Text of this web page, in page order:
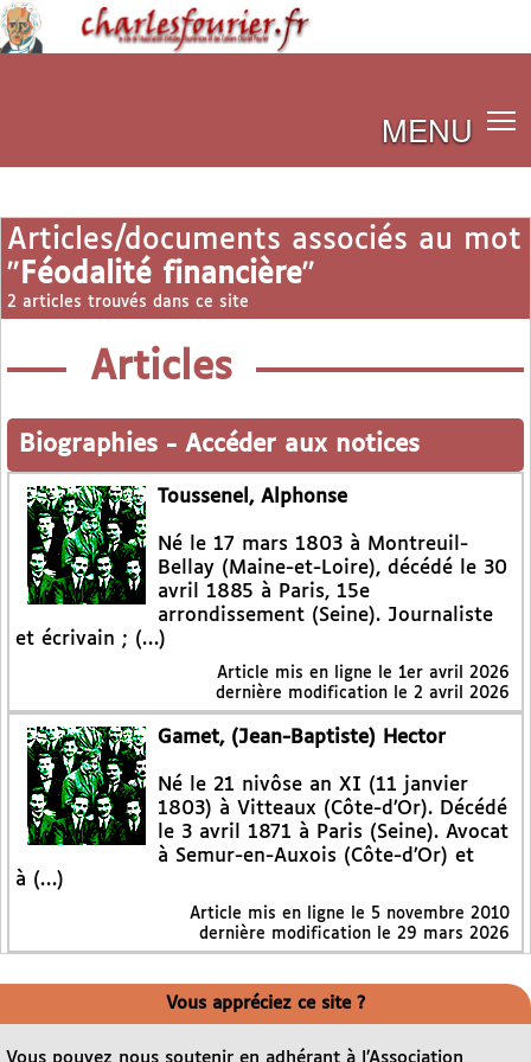
MENU
Articles/documents associés au mot
" Féodalité financière"
2 articles trouvés dans ce site
Articles
Biographies - Accéder aux notices
Toussenel, Alphonse
Né le 17 mars 1803 à Montreuil-
Bellay (Maine-et-Loire), décédé le 30
avril 1885 à Paris, 15e
arrondissement (Seine). Journaliste
et écrivain ; (…)
Article mis en ligne le 1er avril 2026
dernière modification le 2 avril 2026
Gamet, (Jean-Baptiste) Hector
Né le 21 nivôse an XI (11 janvier
1803) à Vitteaux (Côte-d’Or). Décédé
le 3 avril 1871 à Paris (Seine). Avocat
à Semur-en-Auxois (Côte-d’Or) et
à (…)
Article mis en ligne le 5 novembre 2010
dernière modification le 29 mars 2026
Vous appréciez ce site ?
Vous pouvez nous soutenir en adhérant à l’Association